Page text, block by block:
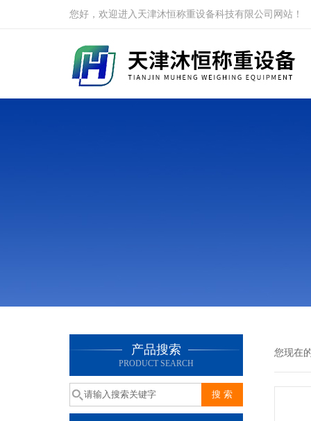
您好，欢迎进入天津沐恒称重设备科技有限公司网站！
产品搜索
PRODUCT SEARCH
您现在